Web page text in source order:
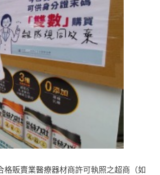
販賣業醫療器材商許可執照之超商（如